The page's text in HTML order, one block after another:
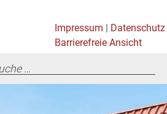
Impressum
Datenschutz
Barrierefreie Ansicht